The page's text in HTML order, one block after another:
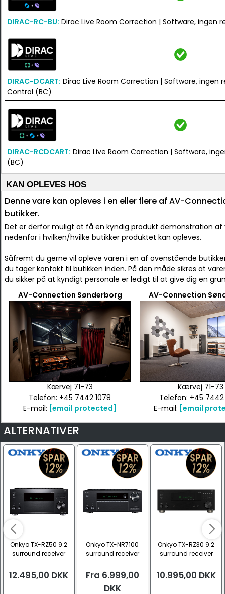
DIRAC-RC-BU: Dirac Live Room Correction | Software, ingen
DIRAC-DCART: Dirac Live Room Correction | Software,
Control (BC)
DIRAC-RCDCART: Dirac Live Room Correction | Software,
(BC)
KAN OPLEVES HOS
Denne vare kan opleves i en eller flere af AV-
butikker.
Det er derfor muligt at få en kyndig produkt demonstration af
nedenfor i hvilken/hvilke butikker produktet kan opleves.
Såfremt du gerne vil opleve varen i en af ovenstående
du tager kontakt til butikken inden. På den måde sikres at
du sikker på at kyndigt personale er ledigt til at give dig en
AV-Connection Sønderborg
Kærvej 71-73
Telefon: +45 7442 1078
E-mail: [email protected]
AV-Connection
Kærvej 71-73
Telefon: +45 7442
E-mail: [email
ALTERNATIVER
Onkyo TX-RZ50 9.2
surround receiver
12.495,00 DKK
Onkyo TX-NR7100
surround receiver
Fra 6.999,00
DKK
Onkyo TX-RZ30 9.2
surround receiver
10.995,00 DKK